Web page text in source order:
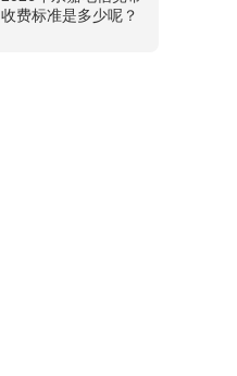
收费标准是多少呢？